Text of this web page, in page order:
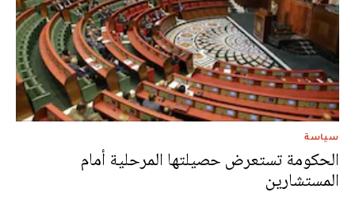
سياسة
الحكومة تستعرض حصيلتها المرحلية أمام
المستشارين